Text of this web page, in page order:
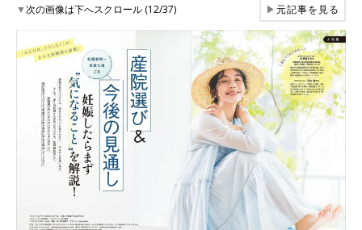
▼次の画像は下へスクロール (12/37) ▶元記事を見る